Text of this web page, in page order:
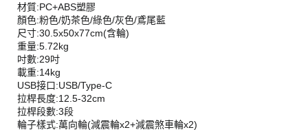
材質:PC+ABS塑膠
顏色:粉色/奶茶色/綠色/灰色/鳶尾藍
尺寸:30.5x50x77cm(含輪)
重量:5.72kg
吋數:29吋
載重:14kg
USB接口:USB/Type-C
拉桿長度:12.5-32cm
拉桿段數:3段
輪子樣式:萬向輪(減震輪x2+減震煞車輪x2)